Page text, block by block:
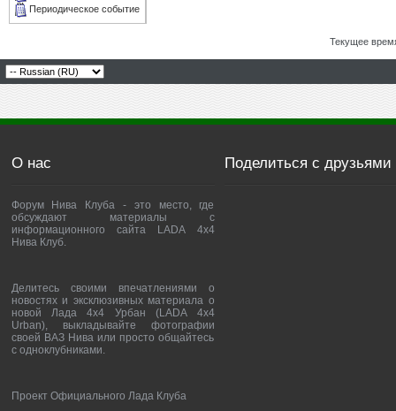
Периодическое событие
Текущее
О нас
Форум Нива Клуба - это место, где
обсуждают материалы с
информационного сайта LADA 4x4
Нива Клуб.
Делитесь своими впечатлениями о
новостях и эксклюзивных материала о
новой Лада 4х4 Урбан (LADA 4x4
Urban), выкладывайте фотографии
своей ВАЗ Нива или просто общайтесь
с одноклубниками.
Проект Официального Лада Клуба
Поделиться с друзьями